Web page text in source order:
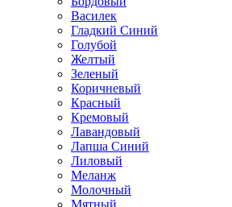
Василек
Гладкий Синий
Голубой
Желтый
Зеленый
Коричневый
Красный
Кремовый
Лавандовый
Лапша Синий
Лиловый
Меланж
Молочный
Мятный